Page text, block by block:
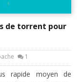
de torrent pour
1
rapide moyen de